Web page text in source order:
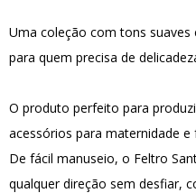
Uma coleção com tons suaves
para quem precisa de
O produto perfeito para
acessórios para maternidade e
De fácil manuseio, o Feltro
qualquer direção sem desfiar,